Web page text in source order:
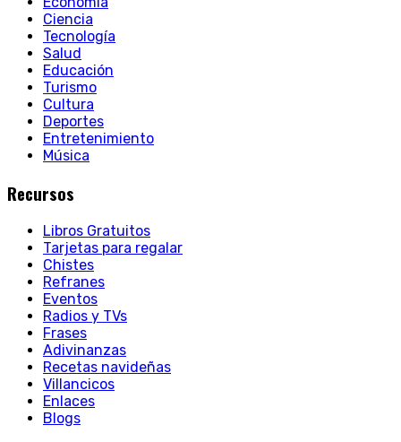
Ciencia
Tecnología
Salud
Educación
Turismo
Cultura
Deportes
Entretenimiento
Música
Recursos
Libros Gratuitos
Tarjetas para regalar
Chistes
Refranes
Eventos
Radios y TVs
Frases
Adivinanzas
Recetas navideñas
Villancicos
Enlaces
Blogs